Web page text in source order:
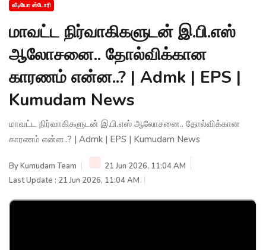
வீடியோ ஸ்டோரி
மாவட்ட நிர்வாகிகளுடன் இ.பி.எஸ்
ஆலோசனை.. தோல்விக்கான
காரணம் என்ன..? | Admk | EPS |
Kumudam News
மாவட்ட நிர்வாகிகளுடன் இ.பி.எஸ் ஆலோசனை.. தோல்விக்கான
காரணம் என்ன..? | Admk | EPS | Kumudam News
ByKumudam Team
21 Jun 2026, 11:04 AM
Last Update : 21 Jun 2026, 11:04 AM